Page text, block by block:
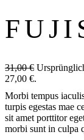
31,00€
27,00 €.
Morbi tempus
turpis egestas mae
sit amet porttitor
morbi sunt in culpa